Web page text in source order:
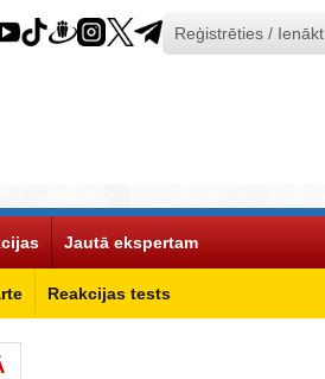
Reģistrēties / Ienākt
Reakcijas tests
Jautā ekspertam